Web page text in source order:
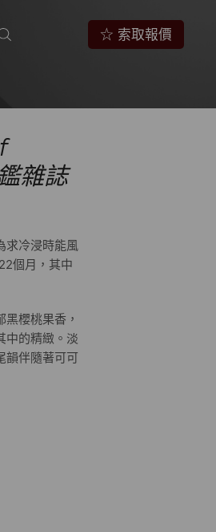
☆ 索取報價
雜誌
求冷浸時能風
個月，其中
櫻桃果香，
中的精緻。淡
韻伴隨著可可